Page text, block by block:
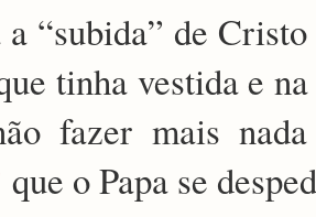
“subida” de
tinha vestida e
fazer mais
que o Papa se